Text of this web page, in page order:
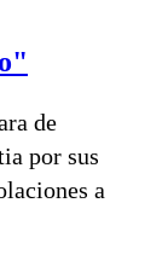
de
por sus
a